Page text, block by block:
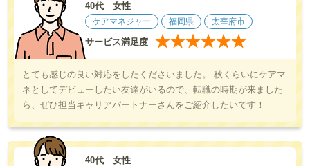
40代 女性
ケアマネジャー 福岡県 太宰府市
サービス満足度 ★★★★★★
とても感じの良い対応をしたくださいました。 秋くらいにケアマ
ネとしてデビューしたい友達がいるので、転職の時期が来ました
ら、ぜひ担当キャリアパートナーさんをご紹介したいです！
40代 女性